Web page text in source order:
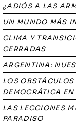
¿ADIÓS A LAS
UN MUNDO MÁS
CLIMA Y
CERRADAS
ARGENTINA:
LOS
DEMOCRÁTICA
LAS LECCIONES
PARADISO